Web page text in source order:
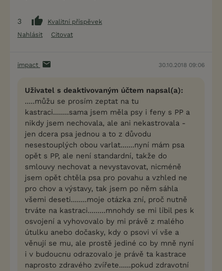
3
Kvalitní příspěvek
Nahlásit
Citovat
impact 30.10.2018 09:06
Uživatel s deaktivovaným účtem napsal(a):
.....můžu se prosím zeptat na tu
kastraci........sama jsem měla psy i feny s PP a
nikdy jsem nechovala, ale ani nekastrovala -
jen dcera psa jednou a to z důvodu
nesestouplých obou varlat.......nyní mám psa
opět s PP, ale není standardní, takže do
smlouvy nechovat a nevystavovat, nicméně
jsem opět chtěla psa pro povahu a vzhled ne
pro chov a výstavy, tak jsem po něm sáhla
všemi deseti........moje otázka zní, proč nutně
trváte na kastraci.........mnohdy se mi líbil pes k
osvojení a vyhovovalo by mi právě z malého
útulku anebo dočasky, kdy o psovi ví vše a
věnují se mu, ale prostě jediné co by mně nyní
i v budoucnu odrazovalo je právě ta kastrace
naprosto zdravého zvířete......pokud zdravotní